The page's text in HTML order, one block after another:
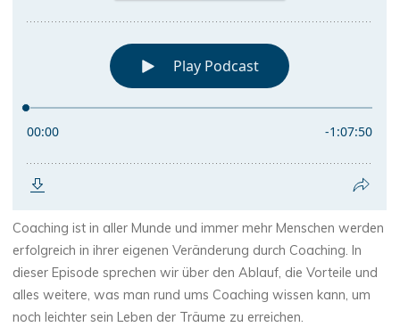
Coaching ist in aller Munde und immer mehr Menschen werden
erfolgreich in ihrer eigenen Veränderung durch Coaching. In
dieser Episode sprechen wir über den Ablauf, die Vorteile und
alles weitere, was man rund ums Coaching wissen kann, um
noch leichter sein Leben der Träume zu erreichen.